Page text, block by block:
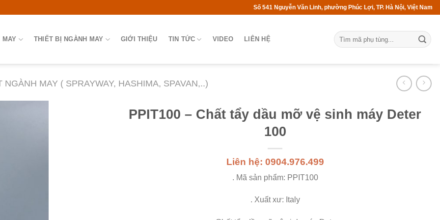
Số 541 Nguyễn Văn Linh, phường Phúc Lợi, TP. Hà Nội, Việt Nam
MAY THIẾT BỊ NGÀNH MAY GIỚI THIỆU TIN TỨC VIDEO LIÊN HỆ
NGÀNH MAY ( SPRAYWAY, HASHIMA, SPAVAN,..)
PPIT100 – Chất tẩy dầu mỡ vệ sinh máy Deter
100
Liên hệ: 0904.976.499
. Mã sản phẩm: PPIT100
. Xuất xư: Italy